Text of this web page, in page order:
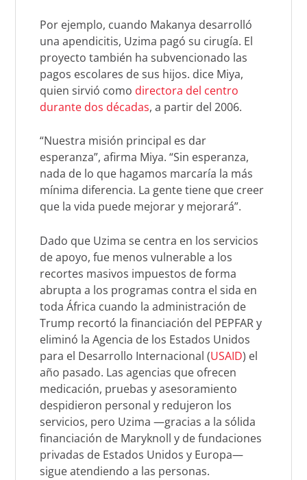
Por ejemplo, cuando Makanya desarrolló
una apendicitis, Uzima pagó su cirugía. El
proyecto también ha subvencionado las
pagos escolares de sus hijos. dice Miya,
quien sirvió como directora del centro
durante dos décadas, a partir del 2006.
“Nuestra misión principal es dar
esperanza”, afirma Miya. “Sin esperanza,
nada de lo que hagamos marcaría la más
mínima diferencia. La gente tiene que creer
que la vida puede mejorar y mejorará”.
Dado que Uzima se centra en los servicios
de apoyo, fue menos vulnerable a los
recortes masivos impuestos de forma
abrupta a los programas contra el sida en
toda África cuando la administración de
Trump recortó la financiación del PEPFAR y
eliminó la Agencia de los Estados Unidos
para el Desarrollo Internacional (USAID) el
año pasado. Las agencias que ofrecen
medicación, pruebas y asesoramiento
despidieron personal y redujeron los
servicios, pero Uzima —gracias a la sólida
financiación de Maryknoll y de fundaciones
privadas de Estados Unidos y Europa—
sigue atendiendo a las personas.